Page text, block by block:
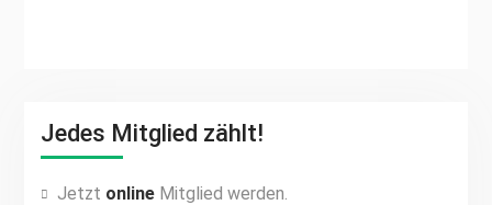
Jedes Mitglied zählt!
Jetzt onlineMitglied werden.